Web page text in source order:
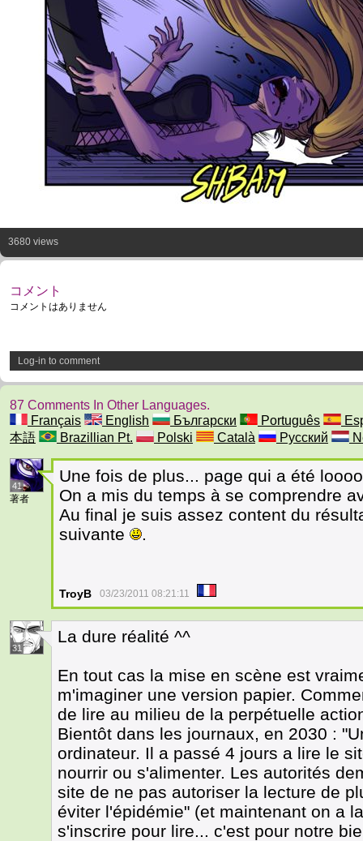
3680 views
コメント
コメントはありません
Log-in to comment
87 Comments In Other Languages.
Français
English Български Português
本語
Brazillian Pt. Polski Català Русский
41
著者
Une fois de plus... page qui a été
On a mis du temps à se comprendre
Au final je suis assez content du
suivante
.
TroyB 03/23/2011 08:21:11
31
La dure réalité ^^
En tout cas la mise en scène est
m'imaginer une version papier.
de lire au milieu de la perpétuelle
Bientôt dans les journaux, en 2030 :
ordinateur. Il a passé 4 jours a lire le
nourrir ou s'alimenter. Les autorités
site de ne pas autoriser la lecture de
éviter l'épidémie" (et maintenant on a
s'inscrire pour lire... c'est pour notre